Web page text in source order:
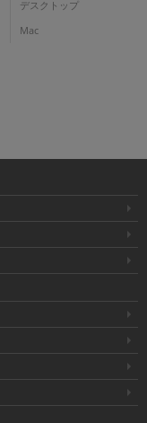
デスクトップ
Mac